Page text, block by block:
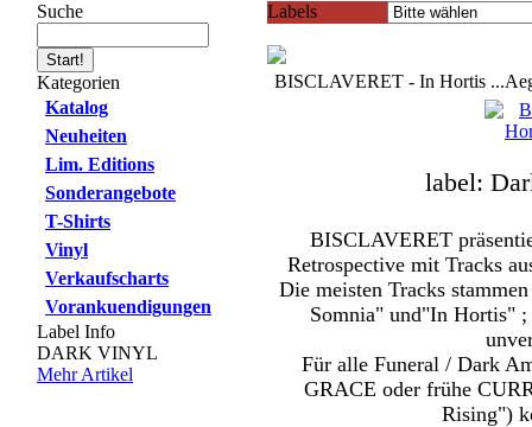
Suche
Kategorien
Katalog
Neuheiten
Lim. Editions
Sonderangebote
T-Shirts
Vinyl
Verkaufscharts
Vorankuendigungen
Label Info
DARK VINYL
Mehr Artikel
Labels
BISCLAVERET - In Hortis
label:
BISCLAVERET
Retrospective mit Tracks
Die meisten Tracks
Somnia" und"In Hortis" ;
Für alle Funeral / Dark
GRACE oder frühe
Rising")